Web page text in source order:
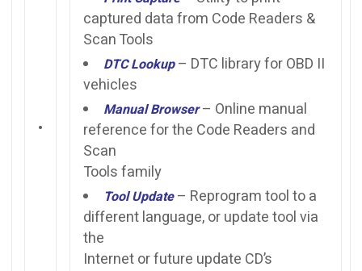
•
captured data from Code Readers &
Scan Tools
DTC Lookup– DTC library for OBD II
vehicles
Manual Browser– Online manual
reference for the Code Readers and
Scan
Tools family
Tool Update– Reprogram tool to a
different language, or update tool via
the
Internet or future update CD’s